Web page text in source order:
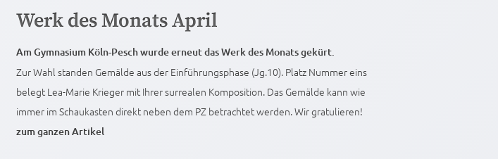
Werk des Monats April
Am Gymnasium Köln-Pesch wurde erneut das Werk des Monats gekürt.
Zur Wahl standen Gemälde aus der Einführungsphase (Jg.10). Platz Nummer eins
belegt Lea-Marie Krieger mit Ihrer surrealen Komposition. Das Gemälde kann wie
immer im Schaukasten direkt neben dem PZ betrachtet werden. Wir gratulieren!
zum ganzen Artikel